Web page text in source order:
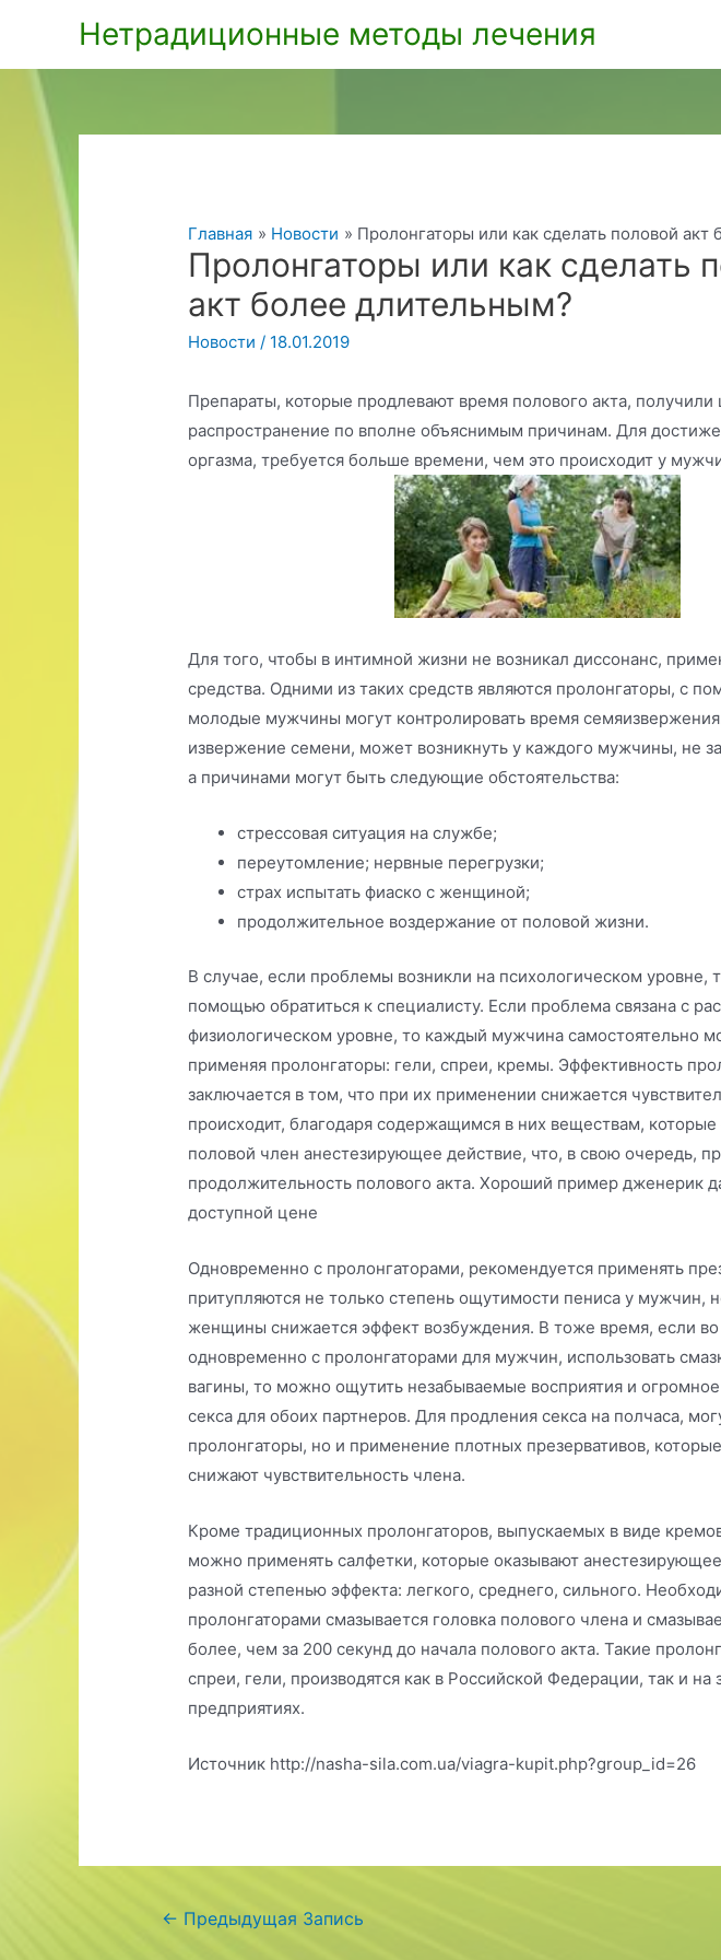
содержимому
Нетрадиционные методы лечения
Главная Новости Пролонгаторы или как сделать половой акт
Пролонгаторы или как сделать
акт более длительным?
Новости / 18.01.2019
Препараты, которые продлевают время полового акта, получили
распространение по вполне объяснимым причинам. Для
оргазма, требуется больше времени, чем это происходит у
Для того, чтобы в интимной жизни не возникал диссонанс,
средства. Одними из таких средств являются пролонгаторы, с
молодые мужчины могут контролировать время
извержение семени, может возникнуть у каждого мужчины, не
а причинами могут быть следующие обстоятельства:
стрессовая ситуация на службе;
переутомление; нервные перегрузки;
страх испытать фиаско с женщиной;
продолжительное воздержание от половой жизни.
В случае, если проблемы возникли на психологическом уровне,
помощью обратиться к специалисту. Если проблема связана с
физиологическом уровне, то каждый мужчина самостоятельно
применяя пролонгаторы: гели, спреи, кремы. Эффективность
заключается в том, что при их применении снижается
происходит, благодаря содержащимся в них веществам, которые
половой член анестезирующее действие, что, в свою очередь,
продолжительность полового акта. Хороший пример дженерик
доступной цене
Одновременно с пролонгаторами, рекомендуется применять
притупляются не только степень ощутимости пениса у мужчин,
женщины снижается эффект возбуждения. В тоже время, если во
одновременно с пролонгаторами для мужчин, использовать
вагины, то можно ощутить незабываемые восприятия и
секса для обоих партнеров. Для продления секса на полчаса,
пролонгаторы, но и применение плотных презервативов,
снижают чувствительность члена.
Кроме традиционных пролонгаторов, выпускаемых в виде
можно применять салфетки, которые оказывают
разной степенью эффекта: легкого, среднего, сильного.
пролонгаторами смазывается головка полового члена и
более, чем за 200 секунд до начала полового акта. Такие
спреи, гели, производятся как в Российской Федерации, так и на
предприятиях.
Источник http://nasha-sila.com.ua/viagra-kupit.php?group_id=26
Навигация
← Предыдущая Запись